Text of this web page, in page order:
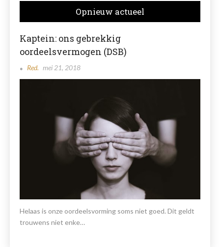
Opnieuw actueel
Kaptein: ons gebrekkig
oordeelsvermogen (DSB)
Red. mei 21, 2018
Helaas is onze oordeelsvorming soms niet goed. Dit geldt
trouwens niet enke…